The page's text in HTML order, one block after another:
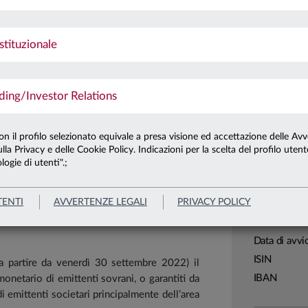
Investor Relations
il profilo selezionato equivale a presa visione ed accettazione delle
Privacy e delle Cookie Policy. Indicazioni per la scelta del profilo
di utenti".;
AVVERTENZE LEGALI PRIVACY POLICY
Linea
Sistema
Categoria
Data di
ISIN
IBAN
permette di costruire in modo graduale un
su società innovative, che potranno
legati all'evoluzione demografica, quali:
cambiamento dei modelli di consumo;
partire da venerdì 30 settembre 2022) il
di emittenti sovrani, o garantiti da
emittenti societari principalmente dell’area